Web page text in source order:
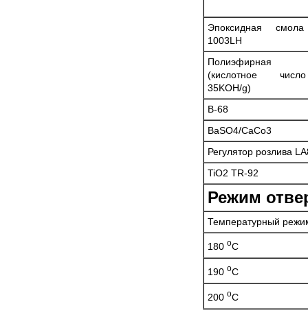
Эпоксидная
1003LH
Полиэфирная
(кислотное
35KOH/g)
B-68
BaSO4/CaCo3
Регулятор розлива
TiO2 TR-92
Режим
Температурный
180 oC
190 oC
200 oC